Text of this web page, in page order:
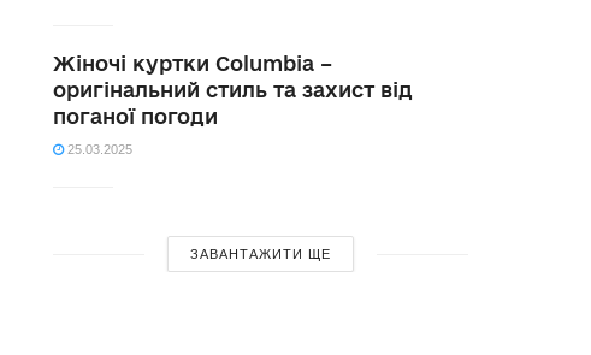
Жіночі куртки Columbia –
оригінальний стиль та захист від
поганої погоди
25.03.2025
ЗАВАНТАЖИТИ ЩЕ